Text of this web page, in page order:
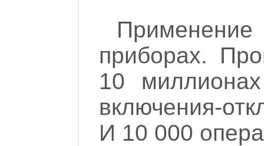
приборах.
10
включения-
И 10 000